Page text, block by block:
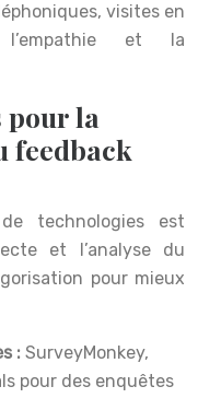
visites en
l’empathie et la
pour la
feedback
technologies est
et l’analyse du
pour mieux
: SurveyMonkey,
pour des enquêtes